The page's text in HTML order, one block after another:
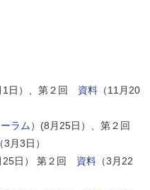
1日）、第２回 資料 （11月20
ラム） (8月25日）、第２回
（3月3日）
25日） 第２回 資料 （3月22